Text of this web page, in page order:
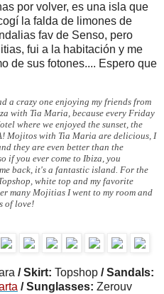
por volver, es una isla que
la falda de limones de
fav de Senso, pero
fui a la habitación y me
de sus fotones.... Espero que
a crazy one enjoying my friends from
with Tia Maria, because every Friday
where we enjoyed the sunset, the
Mojitos with Tia Maria are delicious, I
they are even better than the
if you ever come to Ibiza, you
back, it's a fantastic island. For the
white top and my favorite
many Mojitias I went to my room and
of love!
/ Skirt: Topshop / Sandals:
/ Sunglasses: Zerouv